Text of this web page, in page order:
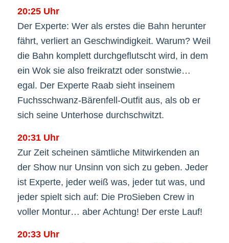
20:25 Uhr
Der Experte: Wer als erstes die Bahn herunter
fährt, verliert an Geschwindigkeit. Warum? Weil
die Bahn komplett durchgeflutscht wird, in dem
ein Wok sie also freikratzt oder sonstwie…
egal. Der Experte Raab sieht inseinem
Fuchsschwanz-Bärenfell-Outfit aus, als ob er
sich seine Unterhose durchschwitzt.
20:31 Uhr
Zur Zeit scheinen sämtliche Mitwirkenden an
der Show nur Unsinn von sich zu geben. Jeder
ist Experte, jeder weiß was, jeder tut was, und
jeder spielt sich auf: Die ProSieben Crew in
voller Montur… aber Achtung! Der erste Lauf!
20:33 Uhr